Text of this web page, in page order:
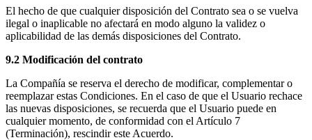
El hecho de que cualquier disposición del Contrato sea o se vuelva
ilegal o inaplicable no afectará en modo alguno la validez o
aplicabilidad de las demás disposiciones del Contrato.
9.2 Modificación del contrato
La Compañía se reserva el derecho de modificar, complementar o
reemplazar estas Condiciones. En el caso de que el Usuario rechace
las nuevas disposiciones, se recuerda que el Usuario puede en
cualquier momento, de conformidad con el Artículo 7
(Terminación), rescindir este Acuerdo.